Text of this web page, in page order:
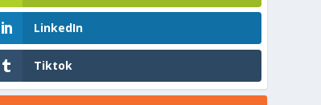
LinkedIn
Tiktok